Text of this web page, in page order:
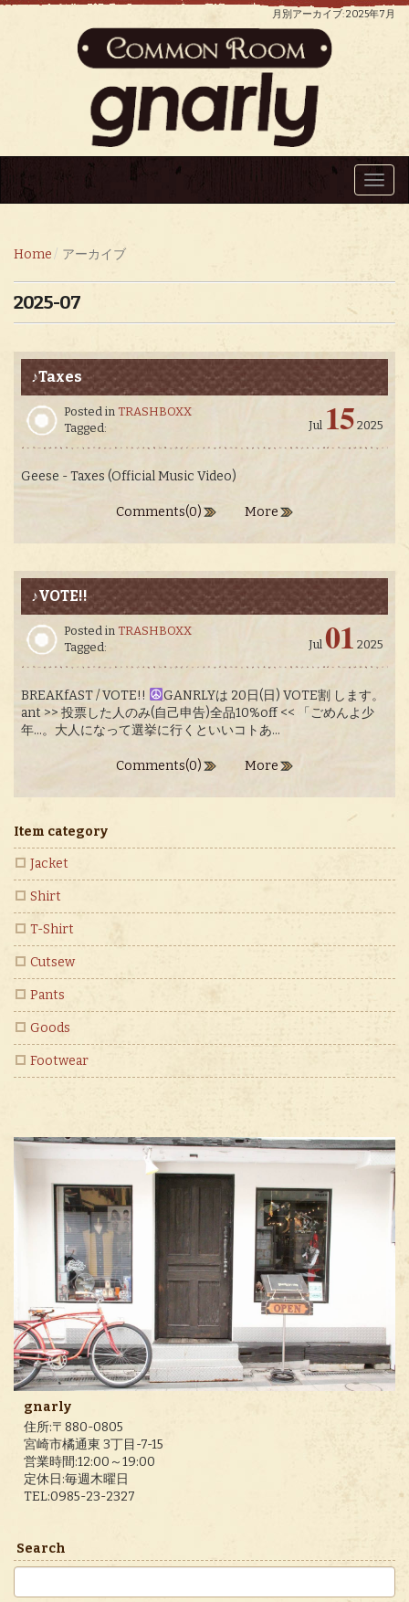
月別アーカイブ: 2025年7月
Home アーカイブ
2025-07
♪Taxes
Posted in TRASHBOXX
Tagged:
Jul 15 2025
Geese - Taxes (Official Music Video)
Comments(0) More
♪VOTE!!
Posted in TRASHBOXX
Tagged:
Jul 01 2025
BREAKfAST / VOTE!!
GANRLYは 20日(日) VOTE割 します。
ant >> 投票した人のみ(自己申告)全品10%off << 「ごめんよ少
年…。大人になって選挙に行くといいコトあ...
Comments(0) More
Item category
Jacket
Shirt
T-Shirt
Cutsew
Pants
Goods
Footwear
gnarly
住所:〒880-0805
宮崎市橘通東 3丁目-7-15
営業時間:12:00～19:00
定休日:毎週木曜日
TEL:0985-23-2327
Search
検
索: